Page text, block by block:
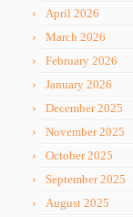
April 2026
March 2026
February 2026
January 2026
December 2025
November 2025
October 2025
September 2025
August 2025